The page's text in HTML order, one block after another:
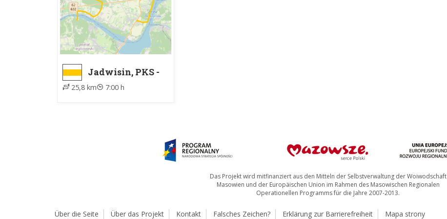
Jadwisin, PKS -
Komornica -
szkoła, ZTM
25,8 km 7:00 h
Das Projekt wird mitfinanziert aus den Mitteln der Selbstverwaltung der Woiwodschaft
Masowien und der Europäischen Union im Rahmen des Masowischen Regionalen
Operationellen Programms für die Jahre 2007-2013.
Über die Seite Über das Projekt Kontakt Falsches Zeichen? Erklärung zur Barrierefreiheit Mapa strony